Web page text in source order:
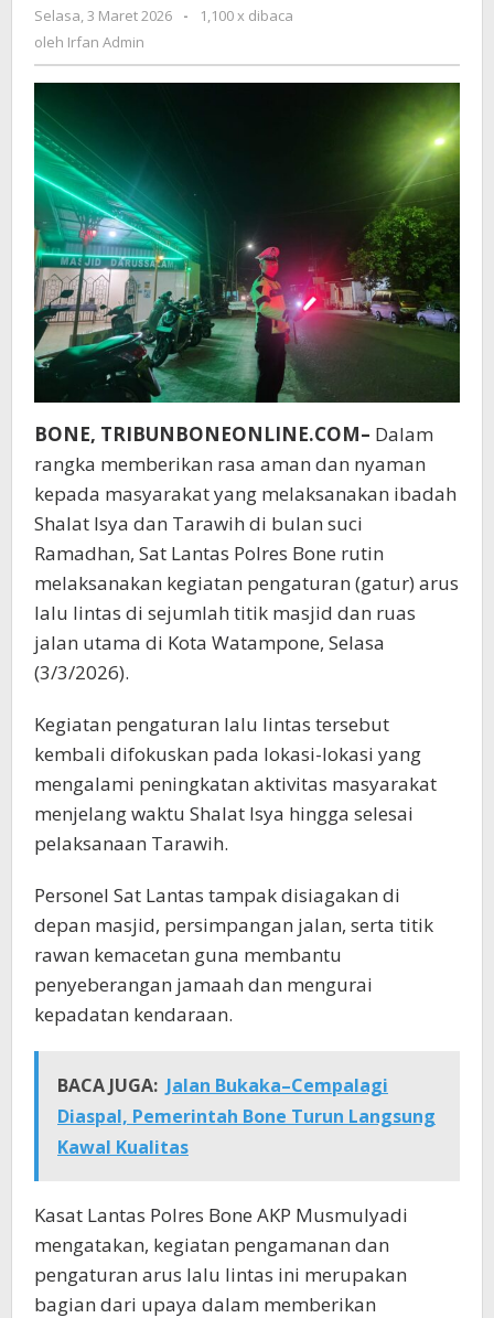
Gatur
Sejumlah
Selasa, 3 Maret 2026
oleh
-
1,100 x dibaca
oleh Irfan Admin
BONE, TRIBUNBONEONLINE.COM– Dalam
rangka memberikan rasa aman dan nyaman
kepada masyarakat yang melaksanakan ibadah
Shalat Isya dan Tarawih di bulan suci
Ramadhan, Sat Lantas Polres Bone rutin
melaksanakan kegiatan pengaturan (gatur) arus
lalu lintas di sejumlah titik masjid dan ruas
jalan utama di Kota Watampone, Selasa
(3/3/2026).
Kegiatan pengaturan lalu lintas tersebut
kembali difokuskan pada lokasi-lokasi yang
mengalami peningkatan aktivitas masyarakat
menjelang waktu Shalat Isya hingga selesai
pelaksanaan Tarawih.
Personel Sat Lantas tampak disiagakan di
depan masjid, persimpangan jalan, serta titik
rawan kemacetan guna membantu
penyeberangan jamaah dan mengurai
kepadatan kendaraan.
BACA JUGA: Jalan Bukaka–Cempalagi
Diaspal, Pemerintah Bone Turun Langsung
Kawal Kualitas
Kasat Lantas Polres Bone AKP Musmulyadi
mengatakan, kegiatan pengamanan dan
pengaturan arus lalu lintas ini merupakan
bagian dari upaya dalam memberikan